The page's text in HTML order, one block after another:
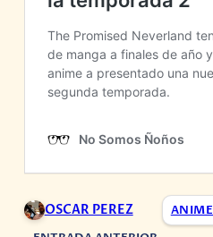
OSCAR PEREZ ANIME